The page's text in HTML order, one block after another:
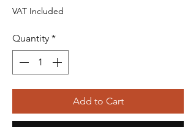
VAT Included
Quantity *
Add to Cart